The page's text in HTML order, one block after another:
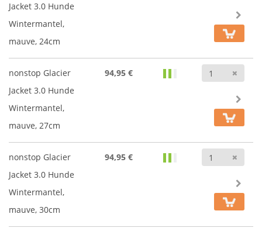
Jacket 3.0 Hunde
Wintermantel,
mauve, 24cm
nonstop Glacier
Jacket 3.0 Hunde
Wintermantel,
mauve, 27cm
94,95 €
nonstop Glacier
Jacket 3.0 Hunde
Wintermantel,
mauve, 30cm
94,95 €